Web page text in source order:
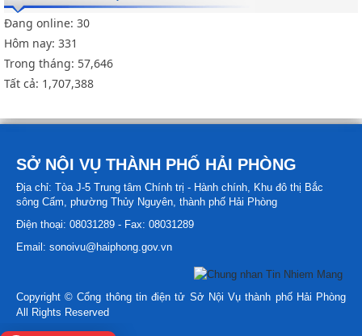
Đang online: 30
Hôm nay: 331
Trong tháng: 57,646
Tất cả: 1,707,388
SỞ NỘI VỤ THÀNH PHỐ HẢI PHÒNG
Địa chỉ: Tòa J-5 Trung tâm Chính trị - Hành chính, Khu đô thị Bắc
sông Cấm, phường Thủy Nguyên, thành phố Hải Phòng
Điện thoại: 08031289 - Fax: 08031289
Email: sonoivu@haiphong.gov.vn
Copyright © Cổng thông tin điện tử Sở Nội Vụ thành phố Hải Phòng
All Rights Reserved